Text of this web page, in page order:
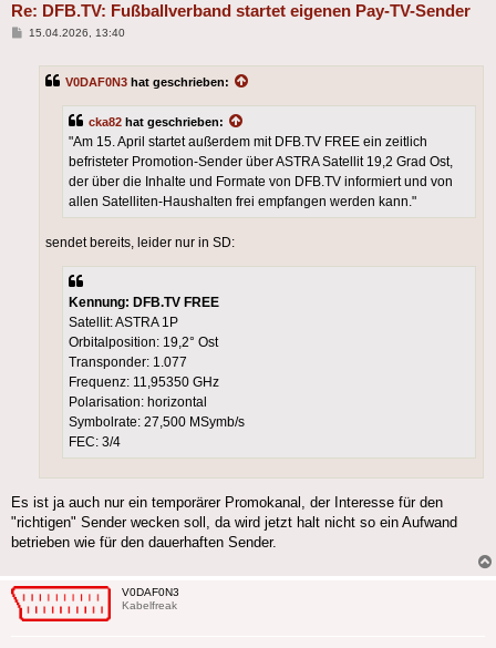
Re: DFB.TV: Fußballverband startet eigenen Pay-TV-Sender
Beitrag
15.04.2026, 13:40
V0DAF0N3 hat geschrieben:
cka82 hat geschrieben:
"Am 15. April startet außerdem mit DFB.TV FREE ein zeitlich
befristeter Promotion-Sender über ASTRA Satellit 19,2 Grad Ost,
der über die Inhalte und Formate von DFB.TV informiert und von
allen Satelliten-Haushalten frei empfangen werden kann."
sendet bereits, leider nur in SD:
Kennung: DFB.TV FREE
Satellit: ASTRA 1P
Orbitalposition: 19,2° Ost
Transponder: 1.077
Frequenz: 11,95350 GHz
Polarisation: horizontal
Symbolrate: 27,500 MSymb/s
FEC: 3/4
Es ist ja auch nur ein temporärer Promokanal, der Interesse für den
"richtigen" Sender wecken soll, da wird jetzt halt nicht so ein Aufwand
betrieben wie für den dauerhaften Sender.
V0DAF0N3
Kabelfreak